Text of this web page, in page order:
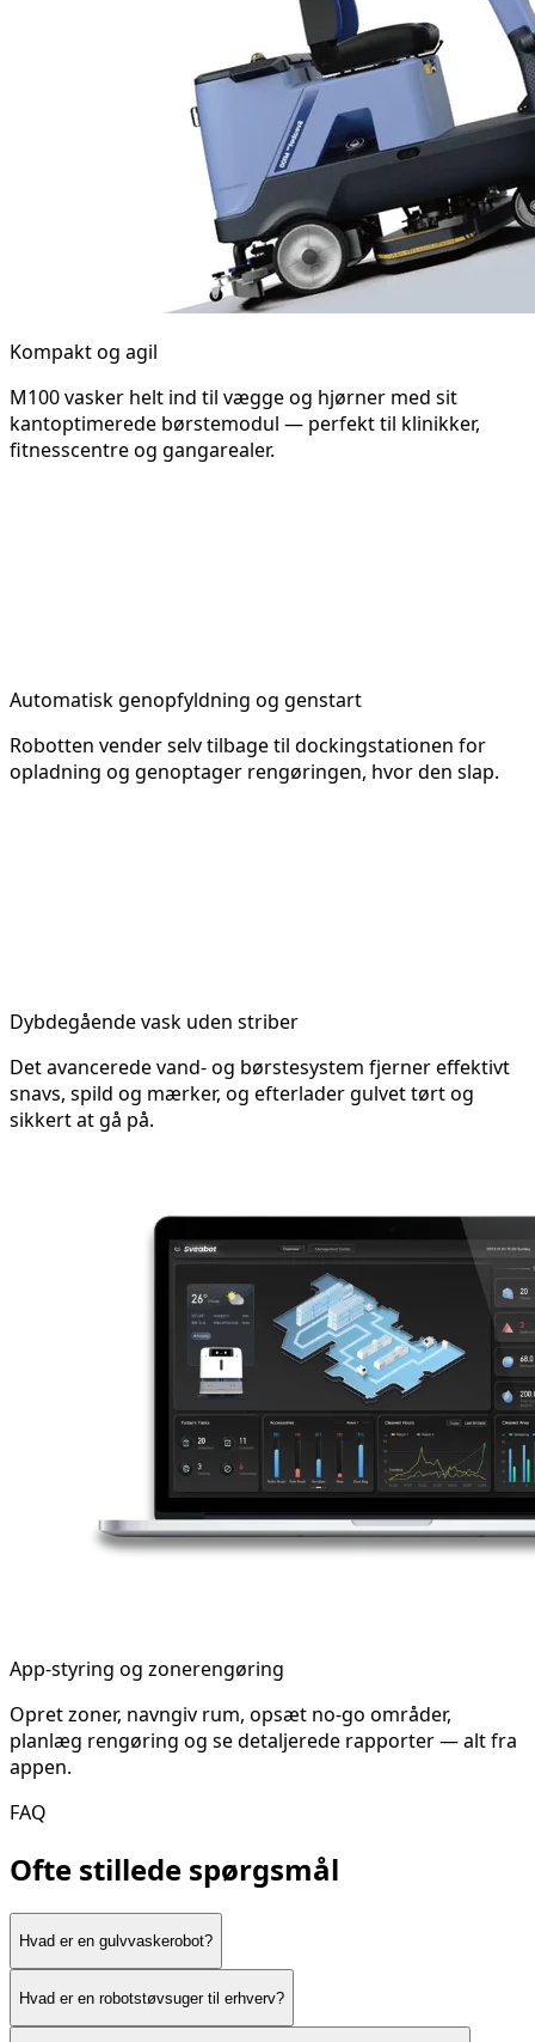
Kompakt og agil
M100 vasker helt ind til vægge og hjørner med sit
kantoptimerede børstemodul — perfekt til klinikker,
fitnesscentre og gangarealer.
Automatisk genopfyldning og genstart
Robotten vender selv tilbage til dockingstationen for
opladning og genoptager rengøringen, hvor den slap.
Dybdegående vask uden striber
Det avancerede vand- og børstesystem fjerner effektivt
snavs, spild og mærker, og efterlader gulvet tørt og
sikkert at gå på.
App-styring og zonerengøring
Opret zoner, navngiv rum, opsæt no-go områder,
planlæg rengøring og se detaljerede rapporter — alt fra
appen.
FAQ
Ofte stillede spørgsmål
Hvad er en gulvvaskerobot?
Hvad er en robotstøvsuger til erhverv?